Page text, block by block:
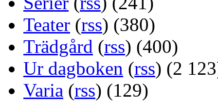
Teater (rss) (380)
Trädgård (rss) (400)
Ur dagboken (rss) (2
Varia (rss) (129)